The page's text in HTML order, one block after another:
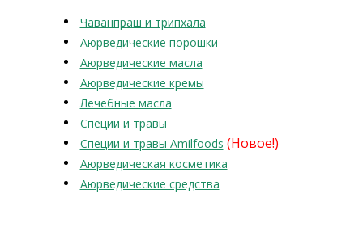
Чаванпраш и трипхала
Аюрведические порошки
Аюрведические масла
Аюрведические кремы
Лечебные масла
Специи и травы
Специи и травы Amilfoods (Новое!)
Аюрведическая косметика
Аюрведические средства